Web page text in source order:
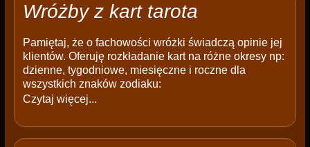
Wróżby z kart tarota
Pamiętaj, że o fachowości wróżki świadczą opinie jej
klientów. Oferuję rozkładanie kart na różne okresy np:
dzienne, tygodniowe, miesięczne i roczne dla
wszystkich znaków zodiaku:
Czytaj więcej...